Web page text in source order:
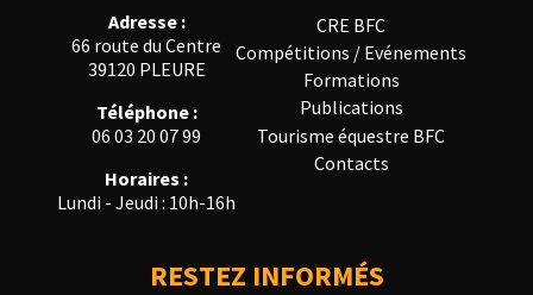
Adresse :
66 route du Centre
39120 PLEURE
Téléphone :
06 03 20 07 99
Horaires :
Lundi - Jeudi : 10h-16h
CRE BFC
Compétitions / Evénements
Formations
Publications
Tourisme équestre BFC
Contacts
RESTEZ INFORMÉS